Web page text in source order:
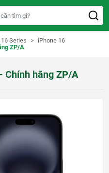
Series
iPhone 16
ZP/A
Chính hãng ZP/A